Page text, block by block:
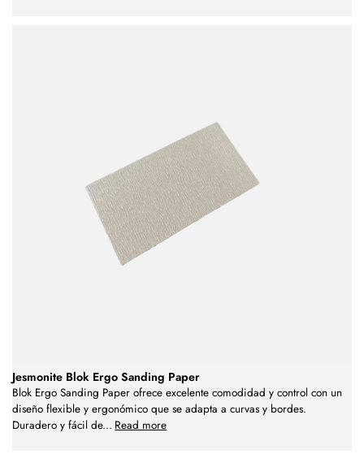
Jesmonite Blok Ergo Sanding Paper
Blok Ergo Sanding Paper ofrece excelente comodidad y control con un
diseño flexible y ergonómico que se adapta a curvas y bordes.
Duradero y fácil de... Read more